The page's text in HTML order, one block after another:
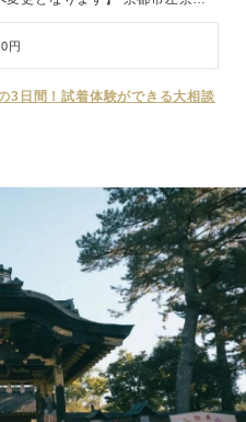
茂御祖神社(かもみおやじんじ
から通称「下鴨神社(しもがもじ
京都最古の社の一つで山城国一
祈願しています。古くから縁結び
信仰されており、参道は「糺の
て執り行われ、静謐な空気の中
末永い幸せを御祈願いたします。
円
3日間！試着体験ができる大相談